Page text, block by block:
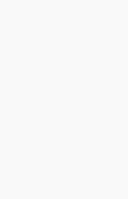
港青年协会合办「导赏技巧工作
解香港的房屋发展概况，以及房协
命。工作坊更透过互动环节，向青
他们日后在展览中心担任导赏员作
供带领导览团的机会，让他们从中
领导才能，成为香港未来的栋梁。